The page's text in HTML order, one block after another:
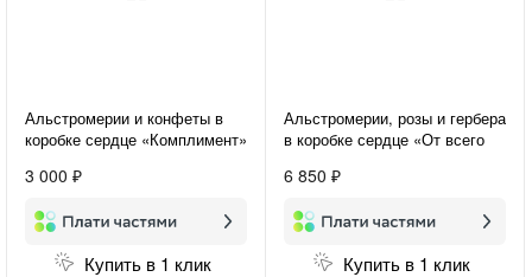
Альстромерии и конфеты в
коробке сердце «Комплимент»
3 000 ₽
Купить в 1 клик
Альстромерии, розы и гербера
в коробке сердце «От всего
6 850 ₽
Купить в 1 клик